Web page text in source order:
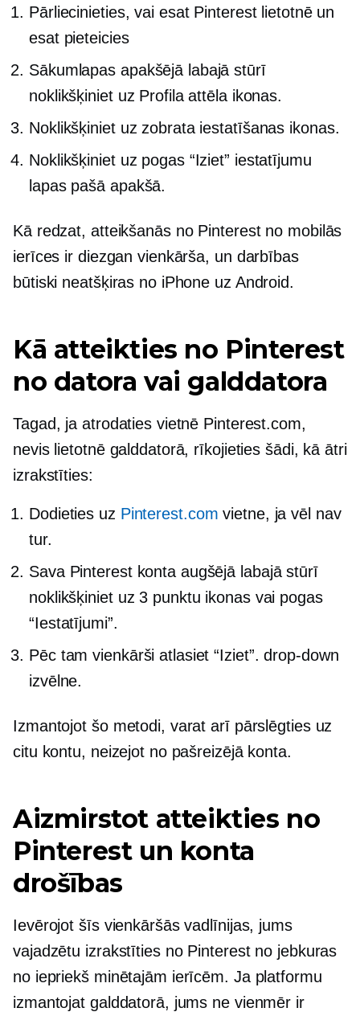
Pārliecinieties, vai esat Pinterest lietotnē un
esat pieteicies
Sākumlapas apakšējā labajā stūrī
noklikšķiniet uz Profila attēla ikonas.
Noklikšķiniet uz zobrata iestatīšanas ikonas.
Noklikšķiniet uz pogas “Iziet” iestatījumu
lapas pašā apakšā.
Kā redzat, atteikšanās no Pinterest no mobilās
ierīces ir diezgan vienkārša, un darbības
būtiski neatšķiras no iPhone uz Android.
Kā atteikties no Pinterest
no datora vai galddatora
Tagad, ja atrodaties vietnē Pinterest.com,
nevis lietotnē galddatorā, rīkojieties šādi, kā ātri
izrakstīties:
Dodieties uz Pinterest.com vietne, ja vēl nav
tur.
Sava Pinterest konta augšējā labajā stūrī
noklikšķiniet uz 3 punktu ikonas vai pogas
“Iestatījumi”.
Pēc tam vienkārši atlasiet “Iziet”.drop-down
izvēlne.
Izmantojot šo metodi, varat arī pārslēgties uz
citu kontu, neizejot no pašreizējā konta.
Aizmirstot atteikties no
Pinterest un konta
drošības
Ievērojot šīs vienkāršās vadlīnijas, jums
vajadzētu izrakstīties no Pinterest no jebkuras
no iepriekš minētajām ierīcēm. Ja platformu
izmantojat galddatorā, jums ne vienmēr ir